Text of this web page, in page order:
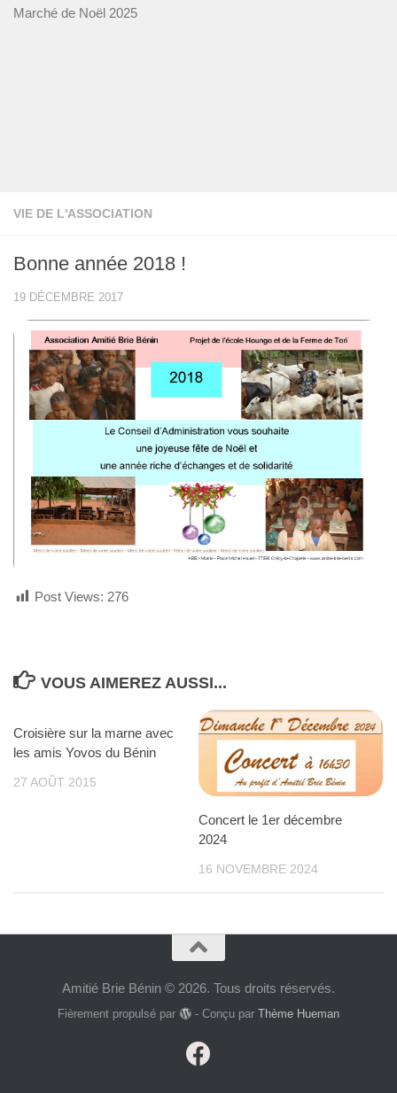
VIE DE L'ASSOCIATION
Bonne année 2018 !
19 DÉCEMBRE 2017
Post Views: 276
VOUS AIMEREZ AUSSI...
Croisière sur la marne avec
les amis Yovos du Bénin
27 AOÛT 2015
Concert le 1er décembre
2024
16 NOVEMBRE 2024
Marché de Noël 2025
Amitié Brie Bénin © 2026. Tous droits réservés.
Fièrement propulsé par - Conçu par Thème Hueman